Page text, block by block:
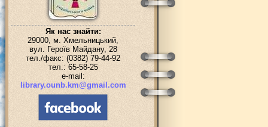
Як нас знайти:
29000, м. Хмельницький,
вул. Героїв Майдану, 28
тел./факс: (0382) 79-44-92
тел.: 65-58-25
e-mail:
library.ounb.km@gmail.com